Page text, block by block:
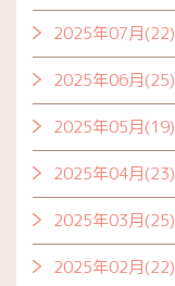
2025年07月(22)
2025年06月(25)
2025年05月(19)
2025年04月(23)
2025年03月(25)
2025年02月(22)